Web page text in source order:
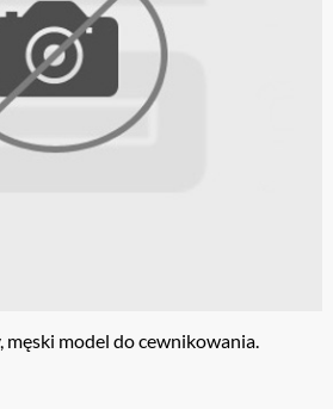
męski model do cewnikowania.